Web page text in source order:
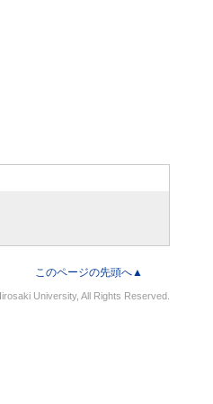
このページの先頭へ▲
University, All Rights Reserved.